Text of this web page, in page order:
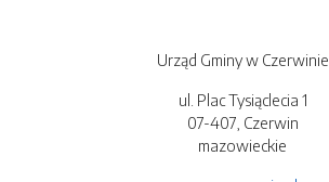
Urząd Gminy w Czerwinie
ul. Plac Tysiąclecia 1
07-407, Czerwin
mazowieckie